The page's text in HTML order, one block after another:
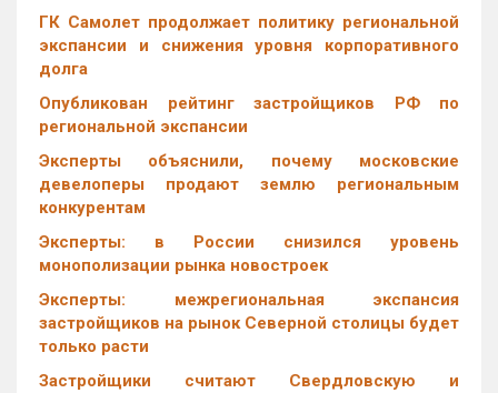
ГК Самолет продолжает политику региональной
экспансии и снижения уровня корпоративного
долга
Опубликован рейтинг застройщиков РФ по
региональной экспансии
Эксперты объяснили, почему московские
девелоперы продают землю региональным
конкурентам
Эксперты: в России снизился уровень
монополизации рынка новостроек
Эксперты: межрегиональная экспансия
застройщиков на рынок Северной столицы будет
только расти
Застройщики считают Свердловскую и